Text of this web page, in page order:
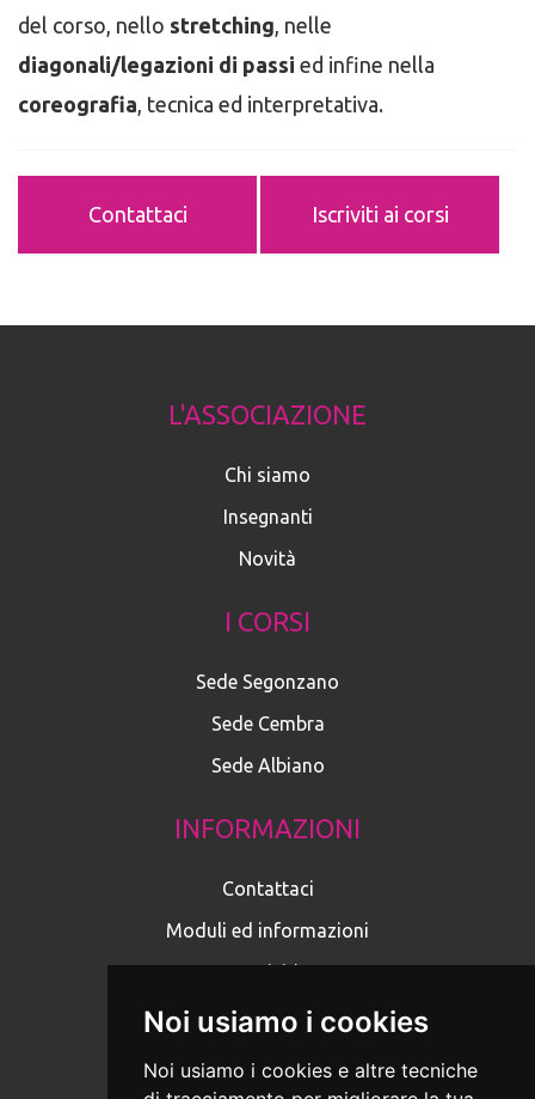
Noi usiamo i cookies
Noi usiamo i cookies e altre tecniche
del corso, nello stretching, nelle
diagonali/legazioni di passi ed infine nella
coreografia, tecnica ed interpretativa.
Contattaci Iscriviti ai corsi
L'ASSOCIAZIONE
Chi siamo
Insegnanti
Novità
I CORSI
Sede Segonzano
Sede Cembra
Sede Albiano
INFORMAZIONI
Contattaci
Moduli ed informazioni
Iscriviti
Privacy Policy